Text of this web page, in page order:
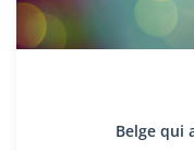
Belge qui